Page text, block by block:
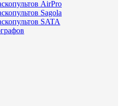
AirPro
Sagola
SATA